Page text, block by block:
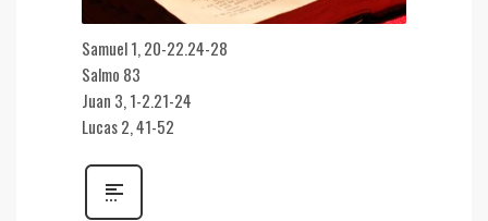
Samuel 1, 20-22.24-28
Salmo 83
Juan 3, 1-2.21-24
Lucas 2, 41-52